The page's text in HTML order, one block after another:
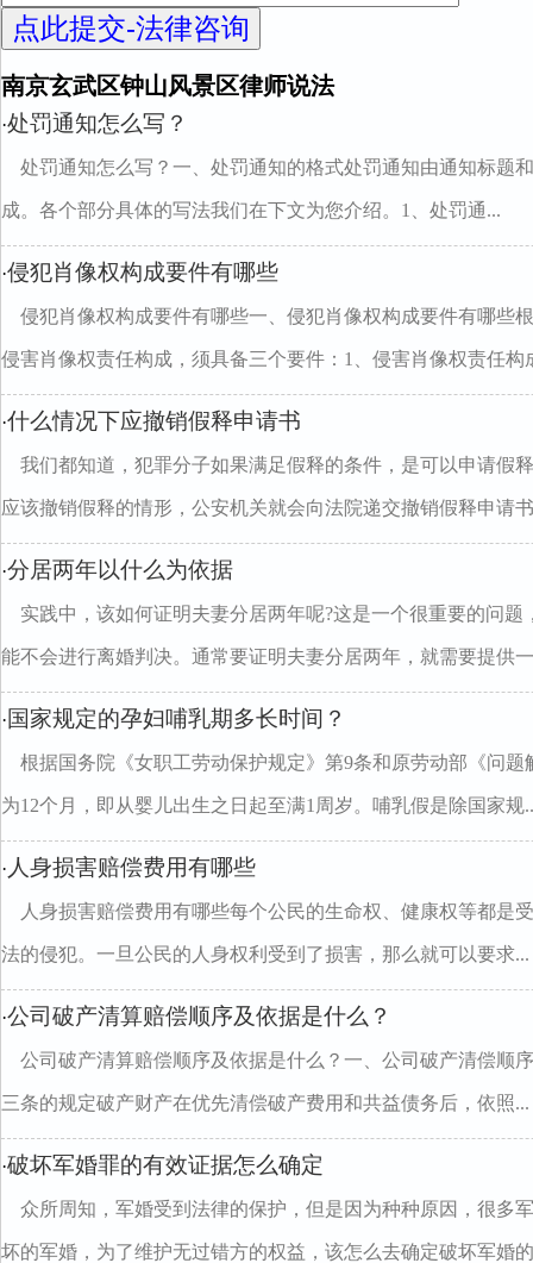
南京玄武区钟山风景区律师说法
·处罚通知怎么写？
处罚通知怎么写？一、处罚通知的格式处罚通知由通知标题
成。各个部分具体的写法我们在下文为您介绍。1、处罚通...
·侵犯肖像权构成要件有哪些
侵犯肖像权构成要件有哪些一、侵犯肖像权构成要件有哪些
侵害肖像权责任构成，须具备三个要件：1、侵害肖像权责任构
·什么情况下应撤销假释申请书
我们都知道，犯罪分子如果满足假释的条件，是可以申请假
应该撤销假释的情形，公安机关就会向法院递交撤销假释申请
·分居两年以什么为依据
实践中，该如何证明夫妻分居两年呢?这是一个很重要的问
能不会进行离婚判决。通常要证明夫妻分居两年，就需要提供
· 国家规定的孕妇哺乳期多长时间？
根据国务院《女职工劳动保护规定》第9条和原劳动部《问
为12个月，即从婴儿出生之日起至满1周岁。哺乳假是除国家规
· 人身损害赔偿费用有哪些
人身损害赔偿费用有哪些每个公民的生命权、健康权等都是
法的侵犯。一旦公民的人身权利受到了损害，那么就可以要求...
·公司破产清算赔偿顺序及依据是什么？
公司破产清算赔偿顺序及依据是什么？一、公司破产清偿顺
三条的规定破产财产在优先清偿破产费用和共益债务后，依照...
·破坏军婚罪的有效证据怎么确定
众所周知，军婚受到法律的保护，但是因为种种原因，很多
坏的军婚，为了维护无过错方的权益，该怎么去确定破坏军婚